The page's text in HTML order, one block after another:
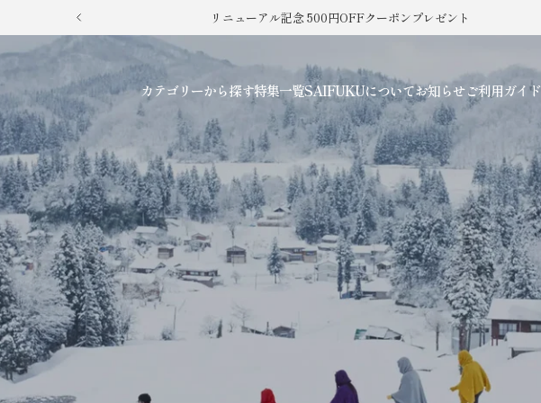
戻
る
リニューアル記念 500円OFFクーポンプレゼント
カテゴリーから探す特集一覧SAIFUKUについてお知らせご利用ガイド